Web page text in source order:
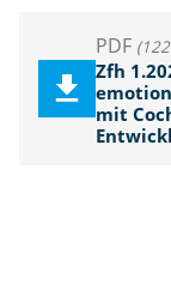
PDF
Zfh
mit